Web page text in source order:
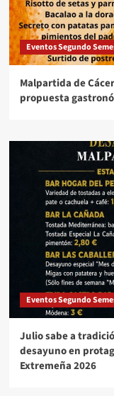
Eventos Segundo
Malpartida de
propuesta
Eventos Segundo
Julio sabe a
desayuno en
Extremeña 2026